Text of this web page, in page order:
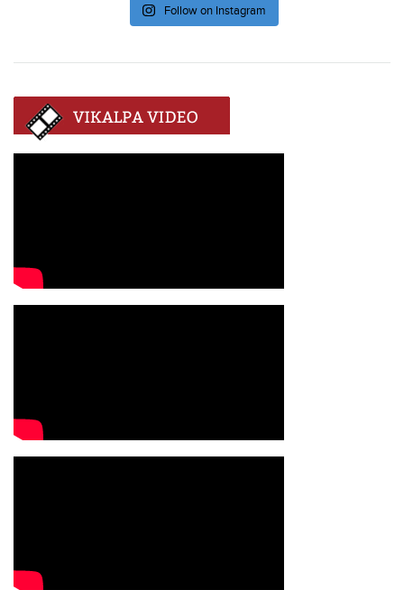
Follow on Instagram